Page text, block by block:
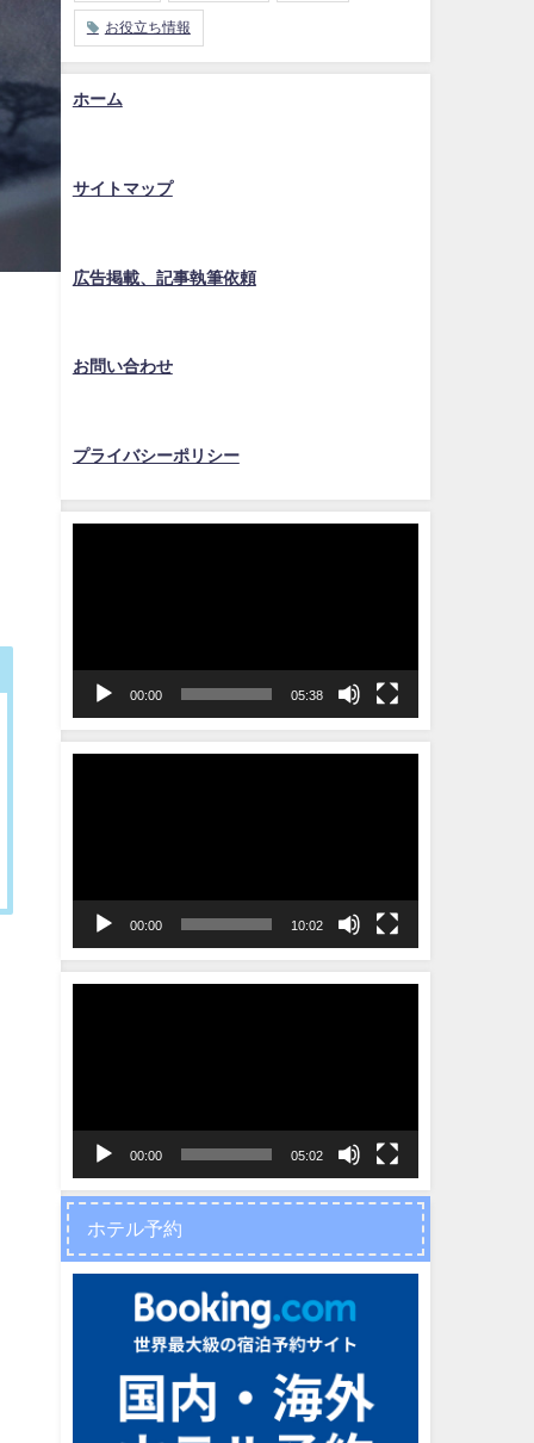
お役立ち情報
ホーム
サイトマップ
広告掲載、記事執筆依頼
お問い合わせ
プライバシーポリシー
ー
00:00 05:38
ー
00:00 10:02
ー
00:00 05:02
ホテル予約